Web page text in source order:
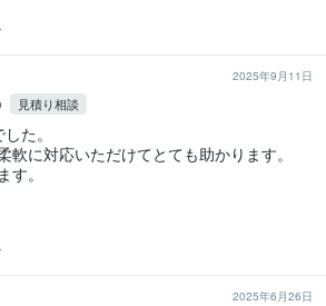
2025年9月11日
見積り相談
た。
軟に対応いただけてとても助かります。
す。
2025年6月26日